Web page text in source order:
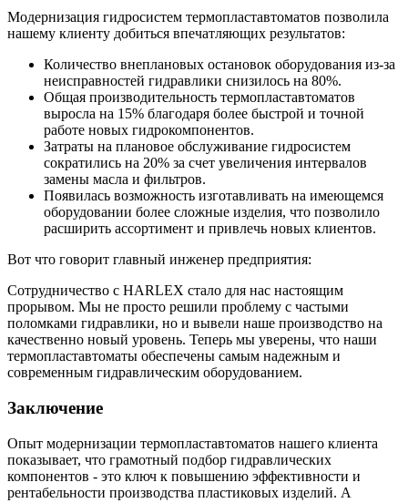
Модернизация гидросистем термопластавтоматов позволила
нашему клиенту добиться впечатляющих результатов:
Количество внеплановых остановок оборудования из-за
неисправностей гидравлики снизилось на 80%.
Общая производительность термопластавтоматов
выросла на 15% благодаря более быстрой и точной
работе новых гидрокомпонентов.
Затраты на плановое обслуживание гидросистем
сократились на 20% за счет увеличения интервалов
замены масла и фильтров.
Появилась возможность изготавливать на имеющемся
оборудовании более сложные изделия, что позволило
расширить ассортимент и привлечь новых клиентов.
Вот что говорит главный инженер предприятия:
Сотрудничество с HARLEX стало для нас настоящим
прорывом. Мы не просто решили проблему с частыми
поломками гидравлики, но и вывели наше производство на
качественно новый уровень. Теперь мы уверены, что наши
термопластавтоматы обеспечены самым надежным и
современным гидравлическим оборудованием.
Заключение
Опыт модернизации термопластавтоматов нашего клиента
показывает, что грамотный подбор гидравлических
компонентов - это ключ к повышению эффективности и
рентабельности производства пластиковых изделий. А